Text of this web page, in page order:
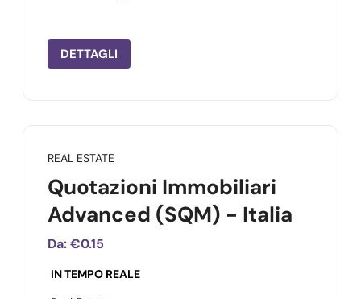
DETTAGLI
REAL ESTATE
Quotazioni Immobiliari
Advanced (SQM) - Italia
Da:€0.15
IN TEMPO REALE